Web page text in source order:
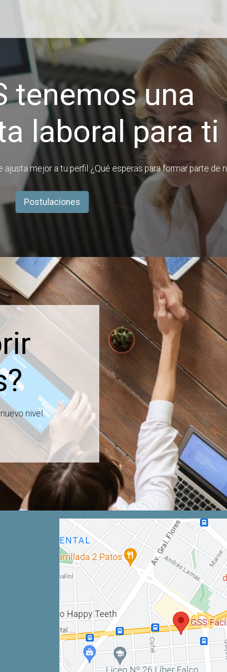
tenemos una
laboral para ti
mejor a tu perfil ¿Qué esperas para formar parte de
Postulaciones
nivel.